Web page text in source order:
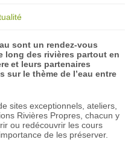
sont un rendez-vous
long des rivières partout en
et leurs partenaires
sur le thème de l’eau entre
sites exceptionnels, ateliers,
Rivières Propres, chacun y
ou redécouvrir les cours
de les préserver.